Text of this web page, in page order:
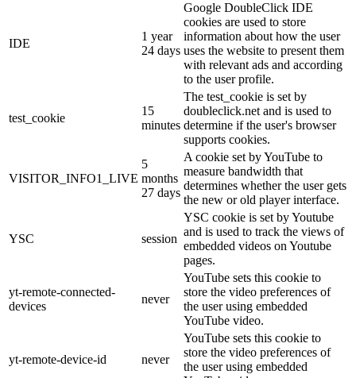
IDE
1 year
24 days
Google DoubleClick IDE
cookies are used to store
information about how the user
uses the website to present them
with relevant ads and according
to the user profile.
test_cookie
15
minutes
The test_cookie is set by
doubleclick.net and is used to
determine if the user's browser
supports cookies.
VISITOR_INFO1_LIVE
5
months
27 days
A cookie set by YouTube to
measure bandwidth that
determines whether the user gets
the new or old player interface.
YSC session
YSC cookie is set by Youtube
and is used to track the views of
embedded videos on Youtube
pages.
yt-remote-connected-
devices
never
YouTube sets this cookie to
store the video preferences of
the user using embedded
YouTube video.
yt-remote-device-id never
YouTube sets this cookie to
store the video preferences of
the user using embedded